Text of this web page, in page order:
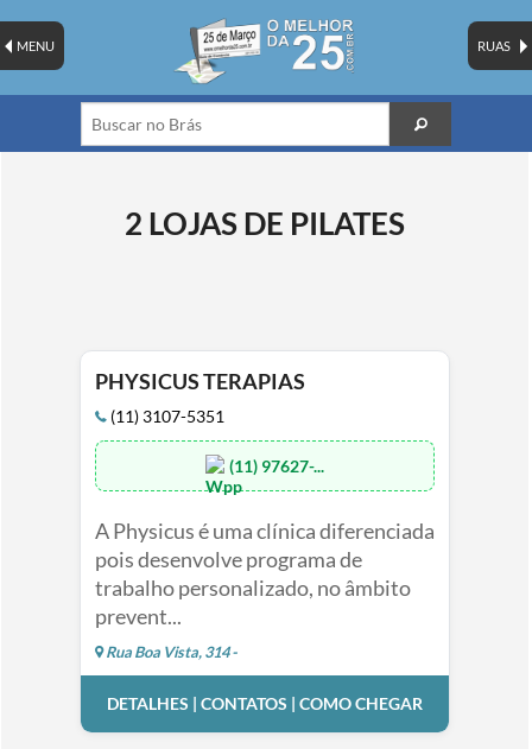
RUAS
MENU
2 LOJAS DE PILATES
PHYSICUS TERAPIAS
(11) 3107-5351
(11) 97627-...
A Physicus é uma clínica diferenciada
pois desenvolve programa de
trabalho personalizado, no âmbito
prevent...
Rua Boa Vista, 314 -
DETALHES | CONTATOS | COMO CHEGAR